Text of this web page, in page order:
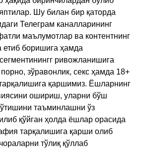
Шу билан бир қаторда
Телеграм каналларининг
маълумотлар ва контентнинг
етиб боришига ҳамда
ривожланишига
зўравонлик, секс ҳамда 18+
қаршимиз. Ёшларнинг
ошириш, уларни бўш
таъминлашни ўз
қўйган ҳолда ёшлар орасида
тарқалишига қарши олиб
тўлиқ қўллаб